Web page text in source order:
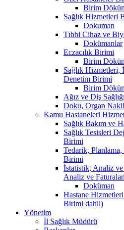
Birim
Sağlık Hizmetleri
Dokuman
Tıbbi Cihaz ve
Dokümanlar
Eczacılık Birimi
Birim
Sağlık Hizmetleri,
Denetim Birimi
Birim
Ağız ve Diş
Doku, Organ
Kamu Hastaneleri
Sağlık Bakım ve
Sağlık Tesisleri
Birimi
Tedarik,
Birimi
İstatistik, Analiz
Analiz ve
Doküman
Hastane
Birimi dahil)
Yönetim
İl Sağlık Müdürü